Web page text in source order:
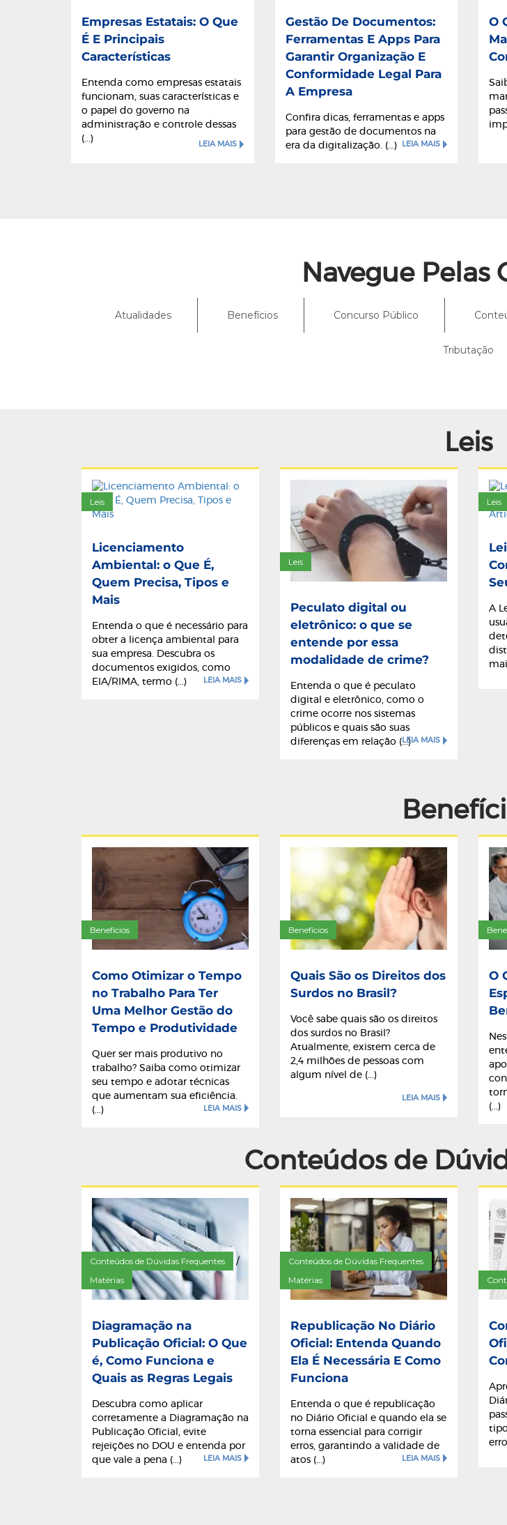
Empresas Estatais: O Que
É E Principais
Características
Entenda como empresas estatais
funcionam, suas características e
o papel do governo na
administração e controle dessas
(...)
LEIA MAIS
Gestão De Documentos:
Ferramentas E Apps Para
Garantir Organização E
Conformidade Legal Para
A Empresa
Confira dicas, ferramentas e apps
para gestão de documentos na
era da digitalização. (...)
LEIA MAIS
O
Navegue Pelas
Atualidades Benefícios Concurso Público
Tributação
Leis
Leis
Licenciamento
Ambiental: o Que É,
Quem Precisa, Tipos e
Mais
Entenda o que é necessário para
obter a licença ambiental para
sua empresa. Descubra os
documentos exigidos, como
EIA/RIMA, termo (...)
LEIA MAIS
Leis
Peculato digital ou
eletrônico: o que se
entende por essa
modalidade de crime?
Entenda o que é peculato
digital e eletrônico, como o
crime ocorre nos sistemas
públicos e quais são suas
diferenças em relação (...)LEIA MAIS
Leis
A
Benefícios
Como Otimizar o Tempo
no Trabalho Para Ter
Uma Melhor Gestão do
Tempo e Produtividade
Quer ser mais produtivo no
trabalho? Saiba como otimizar
seu tempo e adotar técnicas
que aumentam sua eficiência.
(...)
LEIA MAIS
Benefícios
Quais São os Direitos dos
Surdos no Brasil?
Você sabe quais são os direitos
dos surdos no Brasil?
Atualmente, existem cerca de
2,4 milhões de pessoas com
algum nível de (...)
LEIA MAIS
O
(...)
Conteúdos de
Conteúdos de Dúvidas Frequentes /
Matérias
Diagramação na
Publicação Oficial: O Que
é, Como Funciona e
Quais as Regras Legais
Descubra como aplicar
corretamente a Diagramação na
Publicação Oficial, evite
rejeições no DOU e entenda por
que vale a pena (...)
LEIA MAIS
Conteúdos de Dúvidas Frequentes /
Matérias
Republicação No Diário
Oficial: Entenda Quando
Ela É Necessária E Como
Funciona
Entenda o que é republicação
no Diário Oficial e quando ela se
torna essencial para corrigir
erros, garantindo a validade de
atos (...)
LEIA MAIS